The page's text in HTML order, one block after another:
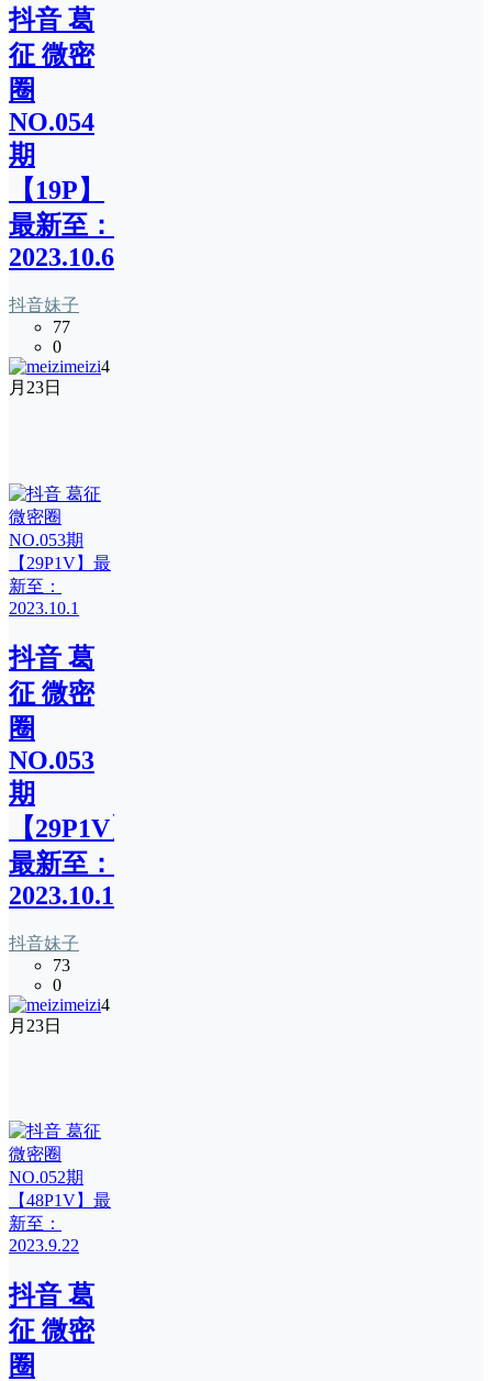
抖音 葛
征 微密
圈
NO.054
期
【19P】
最新至：
2023.10.6
抖音妹子
77
0
meizi4
月23日
抖音 葛
征 微密
圈
NO.053
期
【29P1V】
最新至：
2023.10.1
抖音妹子
73
0
meizi4
月23日
抖音 葛
征 微密
圈